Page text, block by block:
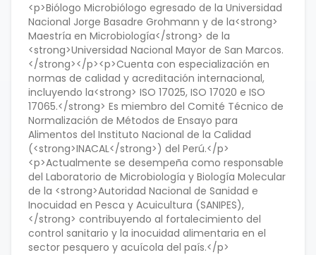
<p>Biólogo Microbiólogo egresado de la Universidad
Nacional Jorge Basadre Grohmann y de la<strong>
Maestría en Microbiología</strong> de la
<strong>Universidad Nacional Mayor de San Marcos.
</strong></p><p>Cuenta con especialización en
normas de calidad y acreditación internacional,
incluyendo la<strong> ISO 17025, ISO 17020 e ISO
17065.</strong> Es miembro del Comité Técnico de
Normalización de Métodos de Ensayo para
Alimentos del Instituto Nacional de la Calidad
(<strong>INACAL</strong>) del Perú.</p>
<p>Actualmente se desempeña como responsable
del Laboratorio de Microbiología y Biología Molecular
de la <strong>Autoridad Nacional de Sanidad e
Inocuidad en Pesca y Acuicultura (SANIPES),
</strong> contribuyendo al fortalecimiento del
control sanitario y la inocuidad alimentaria en el
sector pesquero y acuícola del país.</p>